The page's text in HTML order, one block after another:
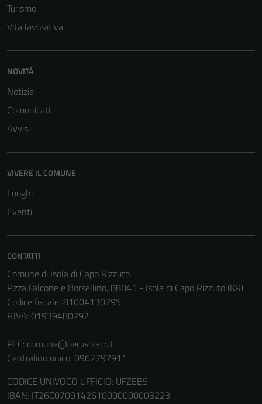
Turismo
Vita lavorativa
NOVITÀ
Notizie
Comunicati
Avvisi
VIVERE IL COMUNE
Luoghi
Eventi
CONTATTI
Comune di Isola di Capo Rizzuto
P.zza Falcone e Borsellino, 88841 - Isola di Capo Rizzuto (KR)
Codice fiscale: 81004130795
P.IVA: 01939480792
PEC: comune@pec.isolacr.it
Centralino unico: 0962797911
CODICE UNIVOCO UFFICIO: UFZEB5
IBAN: IT26C0709142610000000003223
Terze parti
estesa per i